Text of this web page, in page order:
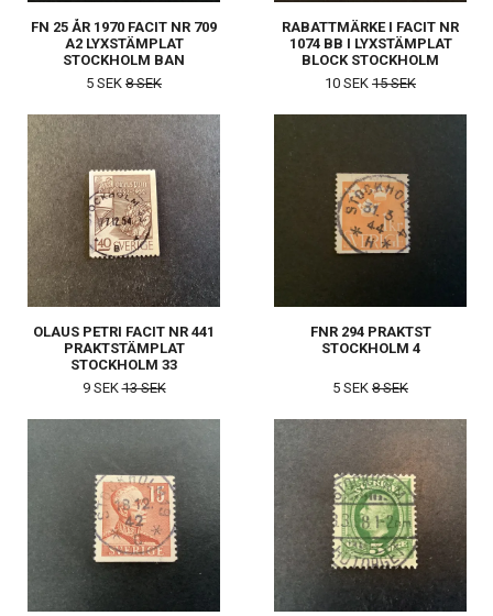
FN 25 ÅR 1970 FACIT NR 709
A2 LYXSTÄMPLAT
STOCKHOLM BAN
5 SEK 8 SEK
RABATTMÄRKE I FACIT NR
1074 BB I LYXSTÄMPLAT
BLOCK STOCKHOLM
10 SEK 15 SEK
OLAUS PETRI FACIT NR 441
PRAKTSTÄMPLAT
STOCKHOLM 33
9 SEK13 SEK
FNR 294 PRAKTST
STOCKHOLM 4
5 SEK 8 SEK